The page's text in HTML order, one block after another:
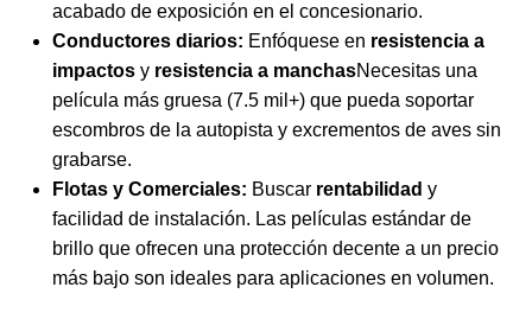
acabado de exposición en el concesionario.
Conductores diarios: Enfóquese en resistencia a
impactos y resistencia a manchasNecesitas una
película más gruesa (7.5 mil+) que pueda soportar
escombros de la autopista y excrementos de aves sin
grabarse.
Flotas y Comerciales: Buscar rentabilidad y
facilidad de instalación. Las películas estándar de
brillo que ofrecen una protección decente a un precio
más bajo son ideales para aplicaciones en volumen.